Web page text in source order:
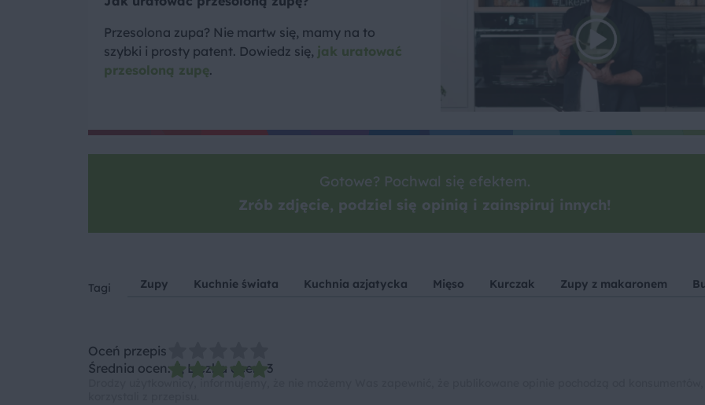
Przesolona zupa? Nie martw się, mamy na to
szybki i prosty patent. Dowiedz się, jak uratować
przesoloną zupę.
Gotowe? Pochwal się efektem.
Zrób zdjęcie, podziel się opinią i zainspiruj innych!
Tagi Zupy Kuchnie świata Kuchnia azjatycka Mięso Kurczak Zupy z makaronem
Oceń przepis
Średnia ocen: 5, Liczba ocen: 3